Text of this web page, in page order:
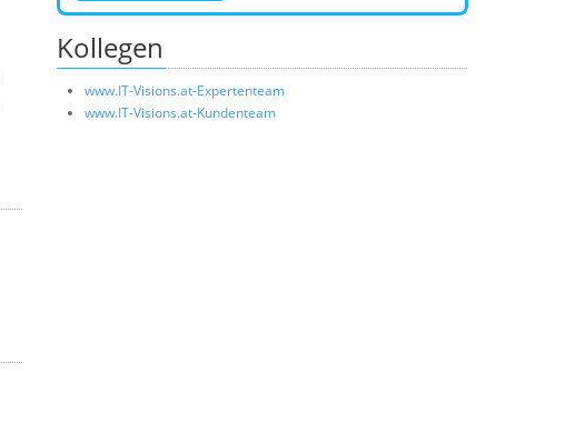
Kollegen
www.IT-Visions.at-Expertenteam
www.IT-Visions.at-Kundenteam